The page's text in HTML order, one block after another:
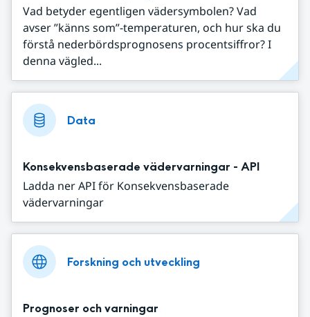
Vad betyder egentligen vädersymbolen? Vad
avser ”känns som”-temperaturen, och hur ska du
förstå nederbördsprognosens procentsiffror? I
denna vägled...
Data
Konsekvensbaserade vädervarningar - API
Ladda ner API för Konsekvensbaserade
vädervarningar
Forskning och utveckling
Prognoser och varningar